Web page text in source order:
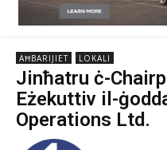
AĦBARIJIET LOKALI
Jinħatru ċ-
Eżekuttiv il-
Operations Ltd.